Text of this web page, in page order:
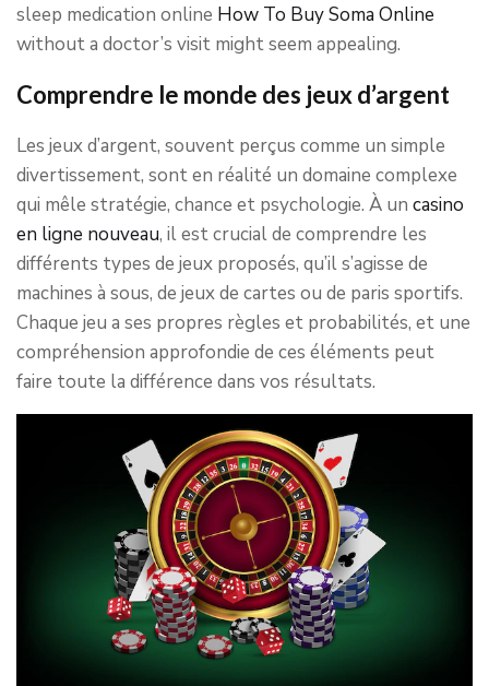
sleep medication online How To Buy Soma Online
without a doctor’s visit might seem appealing.
Comprendre le monde des jeux d’argent
Les jeux d’argent, souvent perçus comme un simple
divertissement, sont en réalité un domaine complexe
qui mêle stratégie, chance et psychologie. À un casino
en ligne nouveau, il est crucial de comprendre les
différents types de jeux proposés, qu’il s’agisse de
machines à sous, de jeux de cartes ou de paris sportifs.
Chaque jeu a ses propres règles et probabilités, et une
compréhension approfondie de ces éléments peut
faire toute la différence dans vos résultats.